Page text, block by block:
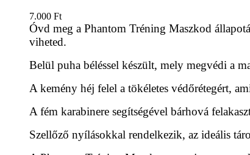
7.000 Ft
Óvd meg a Phantom Tréning Maszkod
viheted.
Belül puha béléssel készült, mely megvédi a
A kemény héj felel a tökéletes védőrétegért,
A fém karabinere segítségével bárhová
Szellőző nyílásokkal rendelkezik, az ideális